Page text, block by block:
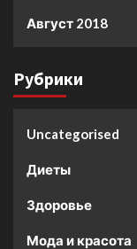
Август 2018
Рубрики
Uncategorised
Диеты
Здоровье
Мода и красота